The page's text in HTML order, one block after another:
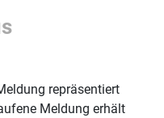
repräsentiert
Meldung erhält